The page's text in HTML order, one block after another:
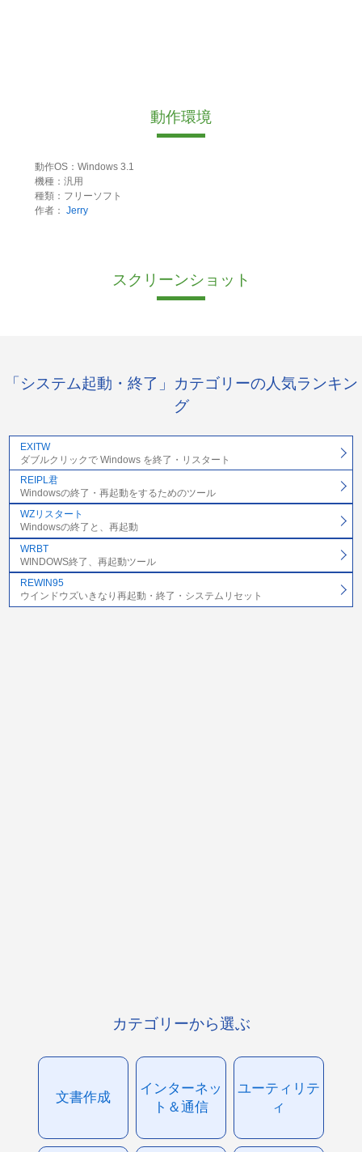
動作環境
動作OS：Windows 3.1
機種：汎用
種類：フリーソフト
作者： Jerry
スクリーンショット
「システム起動・終了」カテゴリーの人気ランキン
グ
EXITW
ダブルクリックで Windows を終了・リスタート
REIPL君
Windowsの終了・再起動をするためのツール
WZリスタート
Windowsの終了と、再起動
WRBT
WINDOWS終了、再起動ツール
REWIN95
ウインドウズいきなり再起動・終了・システムリセット
カテゴリーから選ぶ
文書作成
インターネッ
ト＆通信
ユーティリテ
ィ